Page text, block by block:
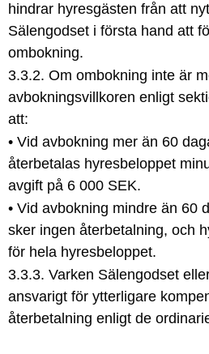
hindrar hyresgästen från att
Sälengodset i första hand att
ombokning.
3.3.2. Om ombokning inte är
avbokningsvillkoren enligt
att:
• Vid avbokning mer än 60
återbetalas hyresbeloppet
avgift på 6 000 SEK.
• Vid avbokning mindre än 60
sker ingen återbetalning, och
för hela hyresbeloppet.
3.3.3. Varken Sälengodset
ansvarigt för ytterligare
återbetalning enligt de